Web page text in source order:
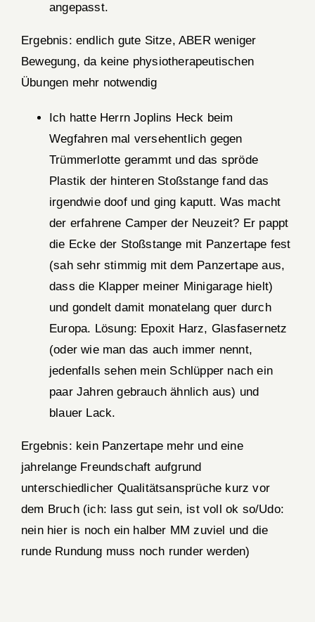
angepasst.
Ergebnis: endlich gute Sitze, ABER weniger
Bewegung, da keine physiotherapeutischen
Übungen mehr notwendig
Ich hatte Herrn Joplins Heck beim
Wegfahren mal versehentlich gegen
Trümmerlotte gerammt und das spröde
Plastik der hinteren Stoßstange fand das
irgendwie doof und ging kaputt. Was macht
der erfahrene Camper der Neuzeit? Er pappt
die Ecke der Stoßstange mit Panzertape fest
(sah sehr stimmig mit dem Panzertape aus,
dass die Klapper meiner Minigarage hielt)
und gondelt damit monatelang quer durch
Europa. Lösung: Epoxit Harz, Glasfasernetz
(oder wie man das auch immer nennt,
jedenfalls sehen mein Schlüpper nach ein
paar Jahren gebrauch ähnlich aus) und
blauer Lack.
Ergebnis: kein Panzertape mehr und eine
jahrelange Freundschaft aufgrund
unterschiedlicher Qualitätsansprüche kurz vor
dem Bruch (ich: lass gut sein, ist voll ok so/Udo:
nein hier is noch ein halber MM zuviel und die
runde Rundung muss noch runder werden)